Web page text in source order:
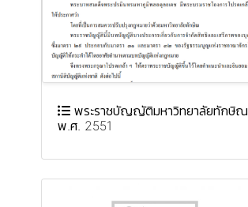
พระราชบัญญัติมหาวิทยาลัยทักษิณ
พ.ศ. 2551